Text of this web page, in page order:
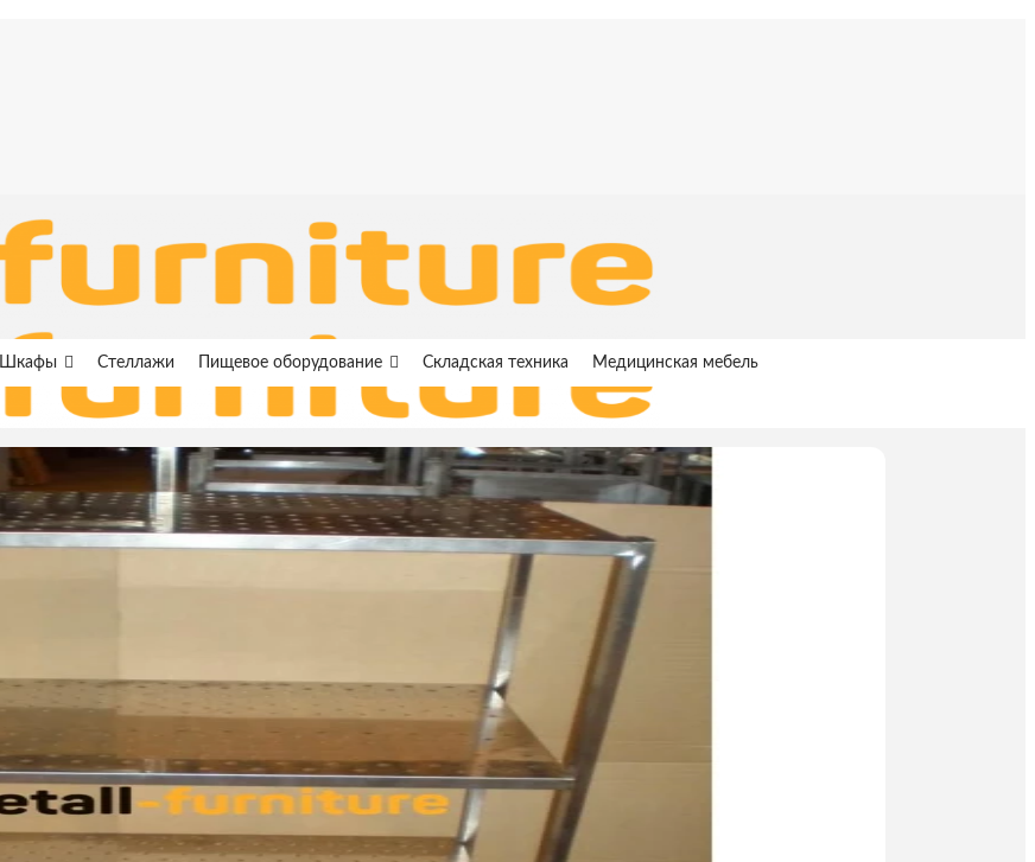
Шкафы Стеллажи Пищевое оборудование Складская техника Медицинская мебель